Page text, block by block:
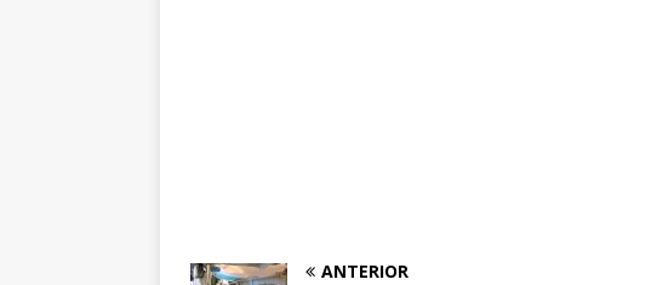
ANTERIOR